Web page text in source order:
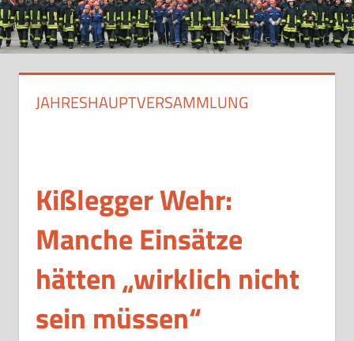
JAHRESHAUPTVERSAMMLUNG
Kißlegger Wehr:
Manche Einsätze
hätten „wirklich nicht
sein müssen“